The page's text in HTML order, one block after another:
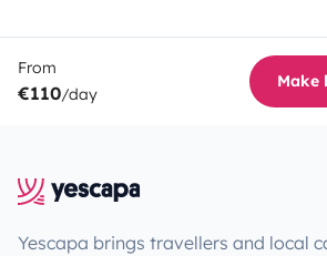
From
€110/day
Make
Yescapa brings travellers and local